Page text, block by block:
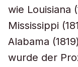
wie Louisiana
Mississippi
Alabama
wurde der